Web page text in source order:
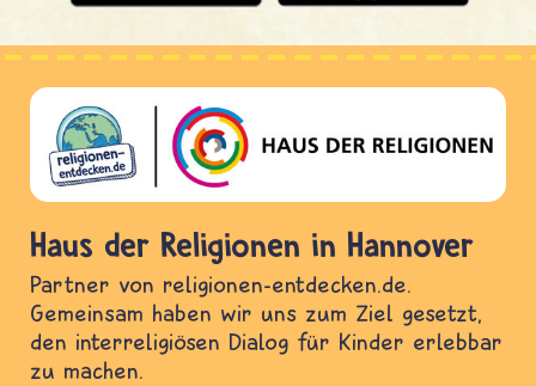
Haus der Religionen in Hannover
Partner von religionen-entdecken.de.
Gemeinsam haben wir uns zum Ziel gesetzt,
den interreligiösen Dialog für Kinder erlebbar
zu machen.